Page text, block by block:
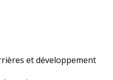
et développement